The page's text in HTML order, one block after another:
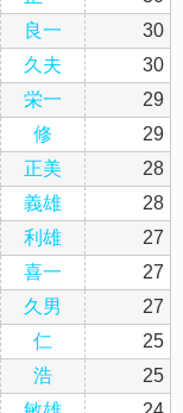
良一
30
久夫
30
栄一
29
修
29
正美
28
義雄
28
利雄
27
喜一
27
久男
27
仁
25
浩
25